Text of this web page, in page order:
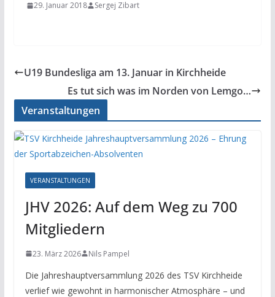
29. Januar 2018 Sergej Zibart
U19 Bundesliga am 13. Januar in Kirchheide
Es tut sich was im Norden von Lemgo…
Veranstaltungen
VERANSTALTUNGEN
JHV 2026: Auf dem Weg zu 700
Mitgliedern
23. März 2026 Nils Pampel
Die Jahreshauptversammlung 2026 des TSV Kirchheide
verlief wie gewohnt in harmonischer Atmosphäre – und